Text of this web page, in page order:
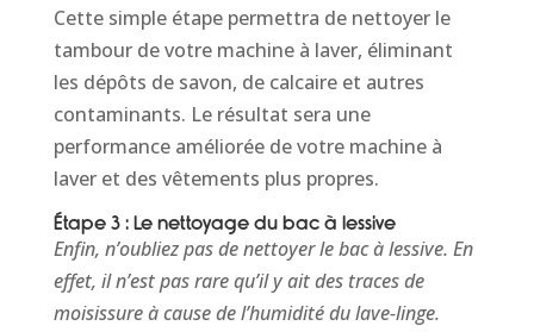
Cette simple étape permettra de nettoyer le
tambour de votre machine à laver, éliminant
les dépôts de savon, de calcaire et autres
contaminants. Le résultat sera une
performance améliorée de votre machine à
laver et des vêtements plus propres.
Étape 3 : Le nettoyage du bac à lessive
Enfin, n’oubliez pas de nettoyer le bac à lessive. En
effet, il n’est pas rare qu’il y ait des traces de
moisissure à cause de l’humidité du lave-linge.